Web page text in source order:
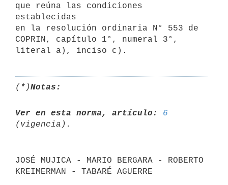
que reúna las condiciones
establecidas
en la resolución ordinaria N° 553 de
COPRIN, capítulo 1°, numeral 3°,
(*)Notas:
Ver en esta norma, artículo:
6
JOSÉ MUJICA - MARIO BERGARA - ROBERTO